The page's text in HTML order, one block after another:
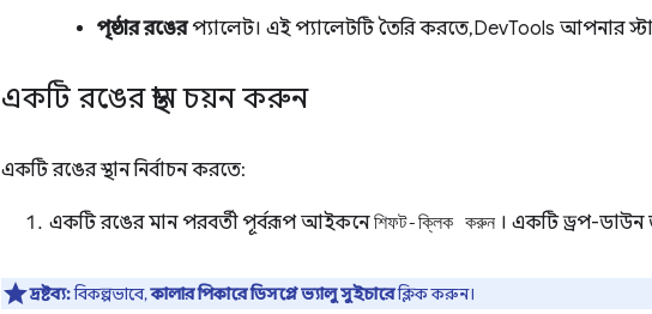
পৃষ্ঠার রঙেরপ্যালেট। এই প্যালেটটি তৈরি করতে, DevTools আপনার
একটি রঙের স্থান চয়ন করুন
একটি রঙের স্থান নির্বাচন করতে:
একটি রঙের মান পরবর্তী পূর্বরূপ আইকনেশিফট-ক্লিক করুন । একটি ড্রপ-ডাউন
দ্রষ্টব্য:বিকল্পভাবে,কালার পিকারেডিসপ্লে ভ্যালু সুইচারেক্লিক করুন।